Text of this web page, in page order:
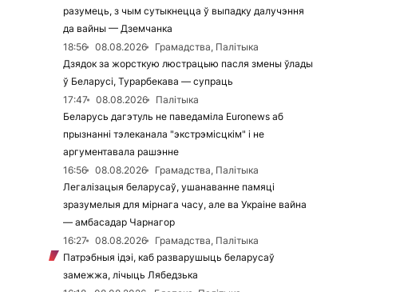
разумець, з чым сутыкнецца ў выпадку далучэння
да вайны — Дземчанка
18:56
08.08.2026
Грамадства, Палітыка
Дзядок за жорсткую люстрацыю пасля змены ўлады
ў Беларусі, Турарбекава — супраць
17:47
08.08.2026
Палітыка
Беларусь дагэтуль не паведаміла Euronews аб
прызнанні тэлеканала "экстрэмісцкім" і не
аргументавала рашэнне
16:56
08.08.2026
Грамадства, Палітыка
Легалізацыя беларусаў, ушанаванне памяці
зразумелыя для мірнага часу, але ва Украіне вайна
— амбасадар Чарнагор
16:27
08.08.2026
Грамадства, Палітыка
Патрэбныя ідэі, каб разварушыць беларусаў
замежжа, лічыць Лябедзька